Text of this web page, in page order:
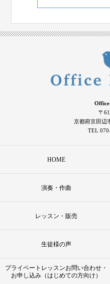
〒
京都府京田辺
TEL
HOME
演奏・作曲
レッスン・販売
生徒様の声
プライベートレッスンお問い合わせ・
お申し込み（はじめての方向け）